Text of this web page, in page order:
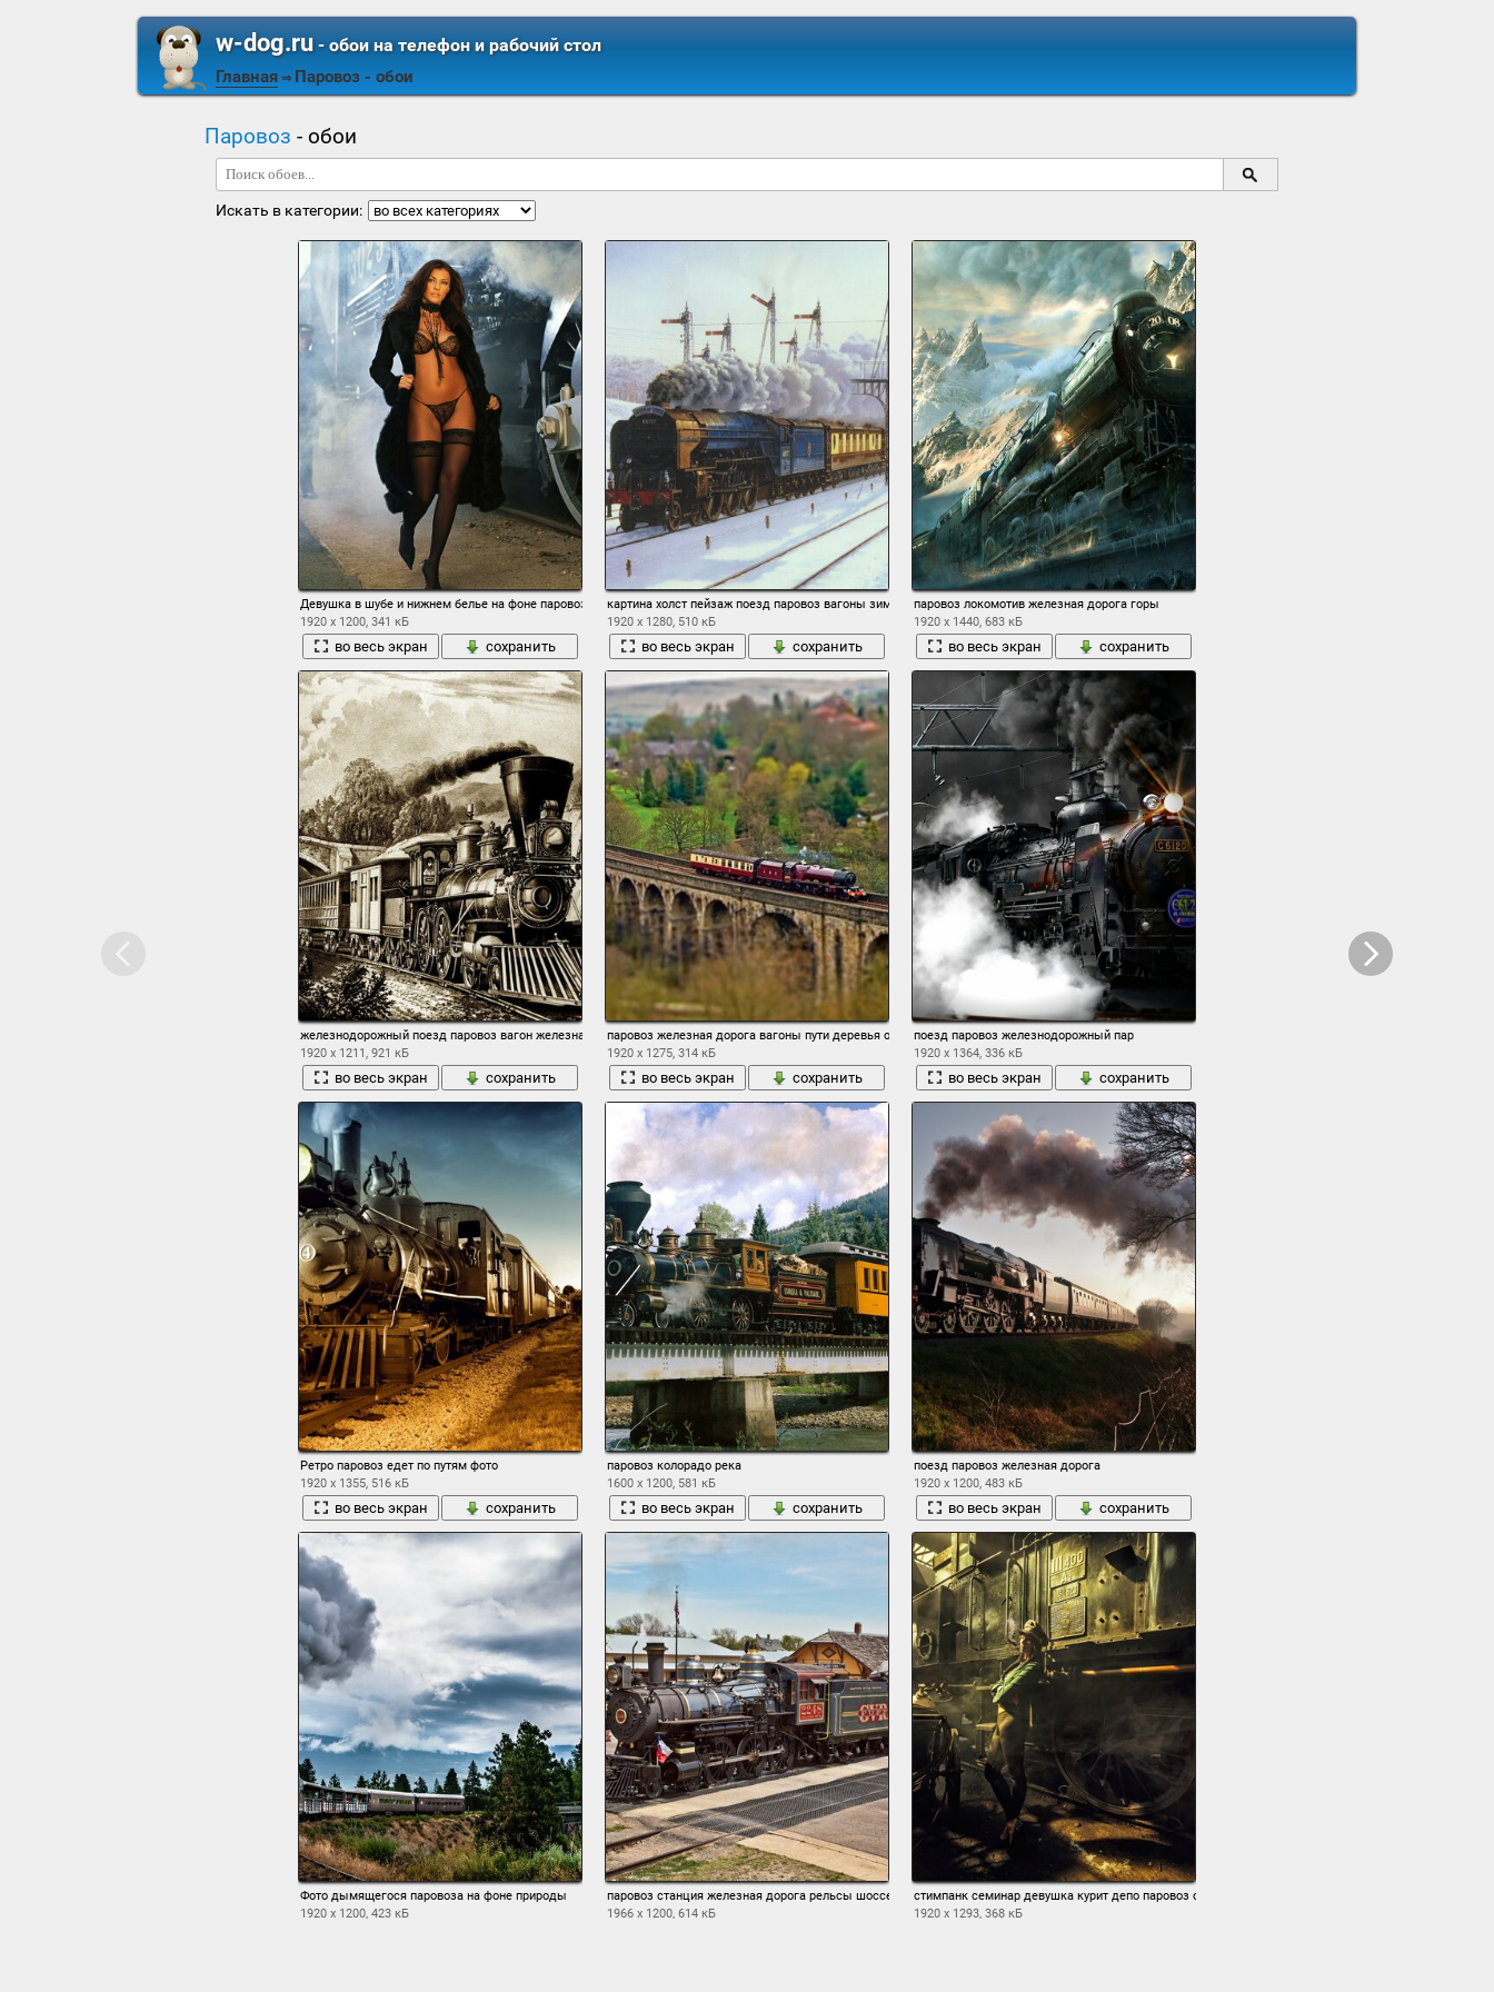
w-dog.ru- обои на телефон и рабочий стол
Главная ⇒ Паровоз - обои
Паровоз - обои
Искать в категории:
Девушка в шубе и нижнем белье на фоне паровоза
1920 x 1200, 341 кБ
во весь экран сохранить
картина холст пейзаж поезд паровоз вагоны зима снег полустанок люди
1920 x 1280, 510 кБ
во весь экран сохранить
паровоз локомотив железная дорога горы
1920 x 1440, 683 кБ
во весь экран сохранить
железнодорожный поезд паровоз вагон железная дорога картина история
1920 x 1211, 921 кБ
во весь экран сохранить
паровоз железная дорога вагоны пути деревья осень мост поселок со сдвигом и наклоном тилт-шифт тилт шифт
1920 x 1275, 314 кБ
во весь экран сохранить
поезд паровоз железнодорожный пар
1920 x 1364, 336 кБ
во весь экран сохранить
Ретро паровоз едет по путям фото
1920 x 1355, 516 кБ
во весь экран сохранить
паровоз колорадо река
1600 x 1200, 581 кБ
во весь экран сохранить
поезд паровоз железная дорога
1920 x 1200, 483 кБ
во весь экран сохранить
Фото дымящегося паровоза на фоне природы
1920 x 1200, 423 кБ
паровоз станция железная дорога рельсы шоссе светофор переезд шлагбаум.
1966 x 1200, 614 кБ
стимпанк семинар девушка курит депо паровоз опасно для жизни
1920 x 1293, 368 кБ